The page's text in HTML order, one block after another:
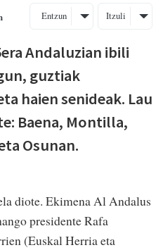
Entzun Itzuli
Andaluzian ibili
guztiak
haien senideak. Lau
Baena, Montilla,
Osunan.
diote. Ekimena Al Andalus
presidente Rafa
(Euskal Herria eta